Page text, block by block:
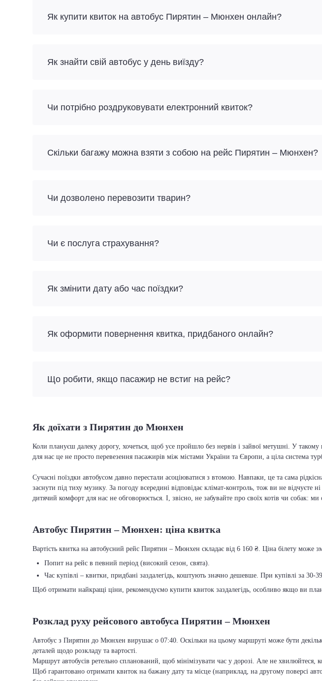
Як купити квиток на автобус Пирятин – Мюнхен онлайн?
Як знайти свій автобус у день виїзду?
Чи потрібно роздруковувати електронний квиток?
Скільки багажу можна взяти з собою на рейс Пирятин – Мюнхен?
Чи дозволено перевозити тварин?
Чи є послуга страхування?
Як змінити дату або час поїздки?
Як оформити повернення квитка, придбаного онлайн?
Що робити, якщо пасажир не встиг на рейс?
Як доїхати з Пирятин до Мюнхен
Коли плануєш далеку дорогу, хочеться, щоб усе пройшло без нервів і зайвої метушні. У
для нас це не просто перевезення пасажирів між містами України та Європи, а ціла система
Сучасні поїздки автобусом давно перестали асоціюватися з втомою. Навпаки, це та сама
заснути під тиху музику. За погоду всередині відповідає клімат-контроль, тож ви не відчуєте
дитячий комфорт для нас не обговорюється. І, звісно, не забувайте про своїх котів чи собак:
Автобус Пирятин – Мюнхен: ціна квитка
Вартість квитка на автобусний рейс Пирятин – Мюнхен складає від 6 160 ₴. Ціна білету може
Попит на рейс в певний період (високий сезон, свята).
Час купівлі – квитки, придбані заздалегідь, коштують значно дешевше. При купівлі за
Щоб отримати найкращі ціни, рекомендуємо купити квиток заздалегідь, особливо якщо ви
Розклад руху рейсового автобуса Пирятин – Мюнхен
Автобус з Пирятин до Мюнхен вирушає о 07:40. Оскільки на цьому маршруті може бути
деталей щодо розкладу та вартості.
Маршрут автобусів ретельно спланований, щоб мінімізувати час у дорозі. Але не хвилюйтеся,
Щоб гарантовано отримати квиток на бажану дату та місце (наприклад, на другому поверсі